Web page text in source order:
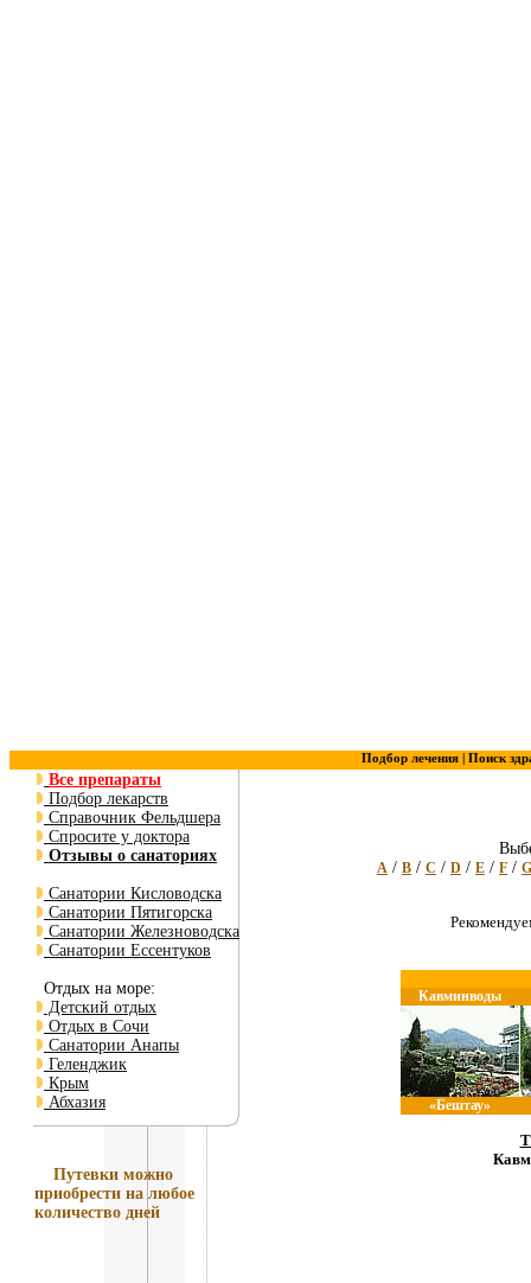
Подбор лечения | Поиск
Все препараты
Подбор лекарств
Справочник Фельдшера
Спросите у доктора
Отзывы о санаториях
Санатории Кисловодска
Санатории Пятигорска
Санатории Железноводска
Санатории Ессентуков
Отдых на море:
Детский отдых
Отдых в Сочи
Санатории Анапы
Геленджик
Крым
Абхазия
Путевки можно
приобрести на любое
количество дней
A / B / C / D / E / F / G
Кавминводы
«Бештау»